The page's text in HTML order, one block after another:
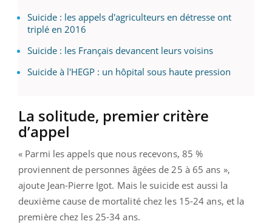
Suicide : les appels d'agriculteurs en détresse ont
triplé en 2016
Suicide : les Français devancent leurs voisins
Suicide à l'HEGP : un hôpital sous haute pression
La solitude, premier critère
d’appel
« Parmi les appels que nous recevons, 85 %
proviennent de personnes âgées de 25 à 65 ans »,
ajoute Jean-Pierre Igot. Mais le suicide est aussi la
deuxième cause de mortalité chez les 15-24 ans, et la
première chez les 25-34 ans.